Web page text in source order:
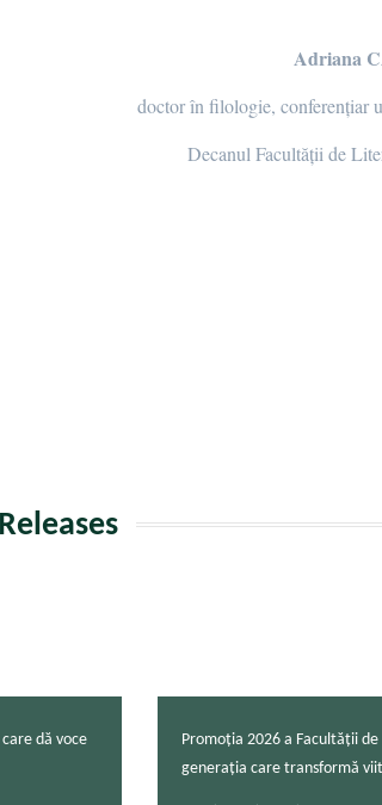
Adriana
doctor în filologie, conferențiar
Decanul Facultății de
dă voce
Promoția 2026 a Facultății
generația care transformă